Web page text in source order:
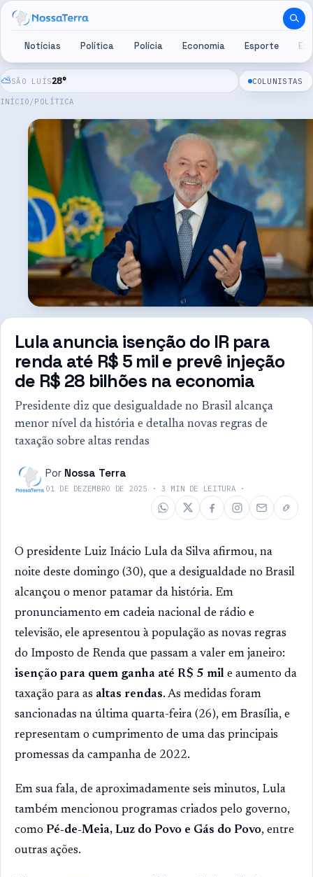
Pular para o conteúdo
Notícias Política Polícia Economia Esporte
⛅SÃO LUÍS28° COLUNISTAS
INÍCIO / POLÍTICA
Lula anuncia isenção do IR para
renda até R$ 5 mil e prevê injeção
de R$ 28 bilhões na economia
Presidente diz que desigualdade no Brasil alcança
menor nível da história e detalha novas regras de
taxação sobre altas rendas
Por Nossa Terra
01 DE DEZEMBRO DE 2025 ·3 MIN DE LEITURA ·
O presidente Luiz Inácio Lula da Silva afirmou, na
noite deste domingo (30), que a desigualdade no Brasil
alcançou o menor patamar da história. Em
pronunciamento em cadeia nacional de rádio e
televisão, ele apresentou à população as novas regras
do Imposto de Renda que passam a valer em janeiro:
isenção para quem ganha até R$ 5 mil e aumento da
taxação para as altas rendas. As medidas foram
sancionadas na última quarta-feira (26), em Brasília, e
representam o cumprimento de uma das principais
promessas da campanha de 2022.
Em sua fala, de aproximadamente seis minutos, Lula
também mencionou programas criados pelo governo,
como Pé-de-Meia, Luz do Povo e Gás do Povo, entre
outras ações.